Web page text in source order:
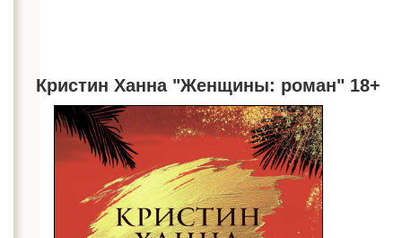
Кристин Ханна "Женщины: роман" 18+